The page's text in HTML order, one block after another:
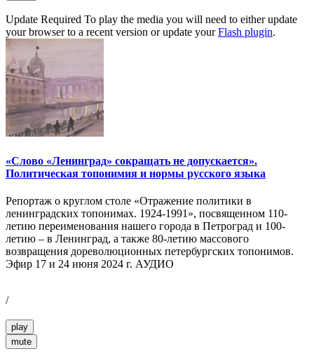
Update Required To play the media you will need to either update
your browser to a recent version or update yourFlash plugin.
«Слово «Ленинград» сокращать не допускается».
Политическая топонимия и нормы русского языка
Репортаж о круглом столе «Отражение политики в
ленинградских топонимах. 1924-1991», посвященном 110-
летию переименования нашего города в Петроград и 100-
летию – в Ленинград, а также 80-летию массового
возвращения дореволюционных петербургских топонимов.
Эфир 17 и 24 июня 2024 г. АУДИО
/
play
mute